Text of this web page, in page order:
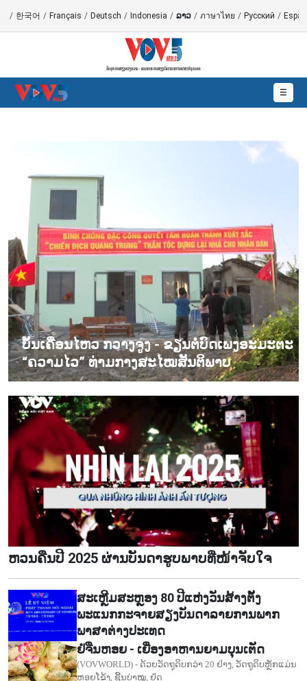
/ 한국어 / Français / Deutsch / Indonesia / ລາວ / ภาษาไทย / Русский /
☰
ບັ້ນເຄື່ອນໄຫວ ກວາງຈູງ - ຂຽນຕໍ່ບົດເພງອະມະຕະ
“ຄວາມໄວ” ທ່າມກາງສະໄໝສັນຕິພາບ
ຫວນຄືນປີ 2025 ຜ່ານບັນດາຮູບພາບທີ່ໜ້າຈັບໃຈ
ສະເຫຼີມສະຫຼອງ 80 ປີແຫ່ງວັນສ້າງຕັ້ງ
ພະແນກກະຈາຍສຽງບັນດາລາຍການພາກ
ພາສາຕ່າງປະເທດ
ຢໍ່ຈືນຫອຍ - ເຍື່ອງອາຫານຍາມບຸນເຕັດ
(VOVWORLD) - ດ້ວຍວັດຖຸດິບກວ່າ 20 ຢ່າງ, ວັດຖຸດິບຫຼັກແມ່ນ
ຫອຍໂຂ້ງ, ຊີ້ນບ່າໝູ, ຢໍ່ດ